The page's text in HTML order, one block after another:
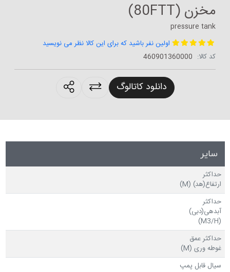
مخزن (80FTT)
pressure tank
اولین نفر باشید که برای این کالا نظر می نویسید
کد کالا: 460901360000
دانلود کاتالوگ
سایر
حداکثر
ارتفاع(هد) (M)
حداکثر
آبدهی(دبی)
(M3/H)
حداکثر عمق
غوطه وری (M)
سیال قابل پمپ